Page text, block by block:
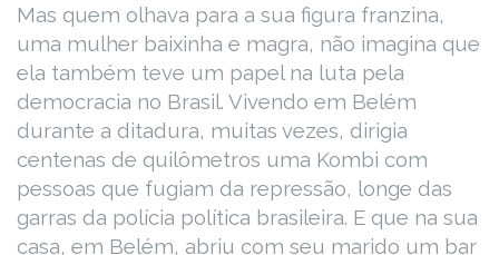
Mas quem olhava para a sua figura franzina,
uma mulher baixinha e magra, não imagina que
ela também teve um papel na luta pela
democracia no Brasil. Vivendo em Belém
durante a ditadura, muitas vezes, dirigia
centenas de quilômetros uma Kombi com
pessoas que fugiam da repressão, longe das
garras da polícia política brasileira. E que na sua
casa, em Belém, abriu com seu marido um bar